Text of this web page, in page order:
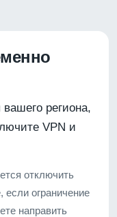
региона,
VPN и
отключить
если ограничение
направить